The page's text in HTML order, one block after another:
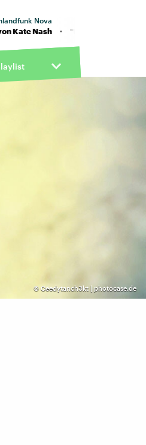
Nova
"Foundations" von Kate Nash
© Ceedytanch3kt | photocase.de